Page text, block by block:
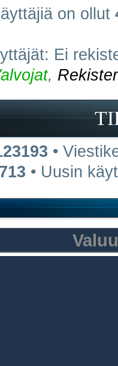
on ollut
Ei
,
•
713 • Uusin